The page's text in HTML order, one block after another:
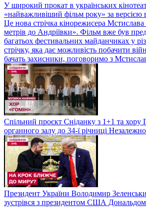
У широкий прокат в українських
«найважливіший фільм року» за версією
Це нова стрічка кінорежисера
метрів до Андріївки». Фільм вже був
багатьох фестивальних майданчиках у
стрічку, яка дає можливість побачити
бачать захисники, поговоримо з
Спільний проєкт Сніданку з 1+1 та хору
органного залу до 34-ї річниці
Президент України Володимир
зустрівся з президентом США